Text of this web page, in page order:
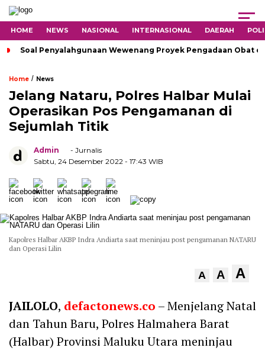
HOME NEWS NASIONAL INTERNASIONAL DAERAH
Soal Penyalahgunaan Wewenang Proyek Pengadaan Obat
Home / News
Jelang Nataru, Polres Halbar Mulai
Operasikan Pos Pengamanan di
Sejumlah Titik
Admin
- Jurnalis
Sabtu, 24 Desember 2022 - 17:43 WIB
Kapolres Halbar AKBP Indra Andiarta saat meninjau post pengamanan NATARU
dan Operasi Lilin
A A A
JAILOLO, defactonews.co – Menjelang Natal
dan Tahun Baru, Polres Halmahera Barat
(Halbar) Provinsi Maluku Utara meninjau